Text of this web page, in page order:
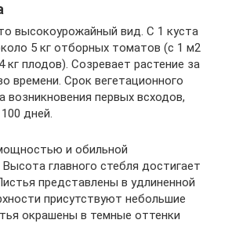
высокоурожайный вид. С 1 куста
5 кг отборных томатов (с 1 м2
плодов). Созревает растение за
времени. Срок вегетационного
возникновения первых всходов,
дней.
и обильной
главного стебля достигает
представлены в удлиненной
присутствуют небольшие
окрашены в темные оттенки